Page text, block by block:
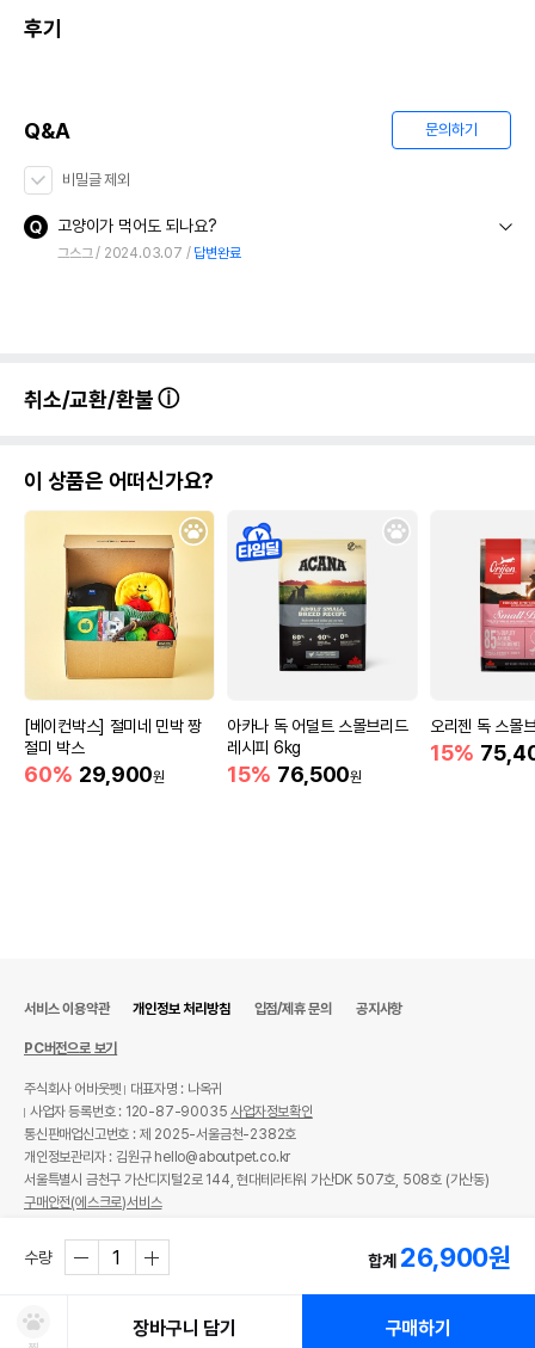
후기
Q&A 문의하기
비밀글 제외
고양이가 먹어도 되나요?
그스그 2024.03.07 답변완료
취소/교환/환불
이 상품은 어떠신가요?
[베이컨박스] 절미네 민박 짱
절미 박스
60% 29,900원
아카나 독 어덜트 스몰브리드
레시피 6kg
15% 76,500원
오리젠 독 스몰
15%
수량 합계 26,900원
장바구니 담기 구매하기
서비스 이용약관 개인정보 처리방침 입점/제휴 문의 공지사항
PC버전으로 보기
주식회사 어바웃펫
대표자명 : 나옥귀
사업자 등록번호 : 120-87-90035사업자정보확인
통신판매업신고번호 : 제 2025-서울금천-2382호
개인정보관리자 : 김원규 hello@aboutpet.co.kr
서울특별시 금천구 가산디지털2로 144, 현대테라타워 가산DK 507호, 508호 (가산동)
구매안전(에스크로)서비스